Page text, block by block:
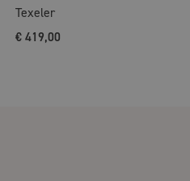
Texeler
€ 419,00